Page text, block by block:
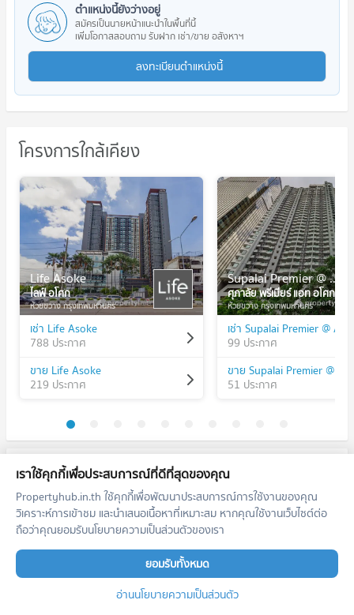
ตำแหน่งนี้ยังว่างอยู่
สมัครเป็นนายหน้าแนะนำในพื้นที่นี้
เพิ่มโอกาสสอบถาม รับฝาก เช่า/ขาย อสังหาฯ
ลงทะเบียนตำแหน่งนี้
โครงการใกล้เคียง
Life Asoke
ไลฟ์ อโศก
ห้วยขวาง กรุงเทพมหานคร
เช่า Life Asoke
788 ประกาศ
ขาย Life Asoke
219 ประกาศ
Supalai Premier @ Asoke
ศุภาลัย พรีเมียร์ แอท อโศก
ห้วยขวาง กรุงเทพมหานคร
เช่า Supalai Premier @
99 ประกาศ
ขาย Supalai Premier @
51 ประกาศ
ทำเลใกล้เคียง
รถไฟฟ้า
E3 คอนโด BTS นานา
92 โครงการ
คอนโดให้เช่า BTS นานา
มีคอนโดให้เช่า 5,936 ประกาศ
เราใช้คุกกี้เพื่อประสบการณ์ที่ดีที่สุดของคุณ
Propertyhub.in.th ใช้คุกกี้เพื่อพัฒนาประสบการณ์การใช้งานของคุณ
วิเคราะห์การเข้าชม และนำเสนอเนื้อหาที่เหมาะสม หากคุณใช้งานเว็บไซต์ต่อ
ถือว่าคุณยอมรับนโยบายความเป็นส่วนตัวของเรา
ยอมรับทั้งหมด
อ่านนโยบายความเป็นส่วนตัว